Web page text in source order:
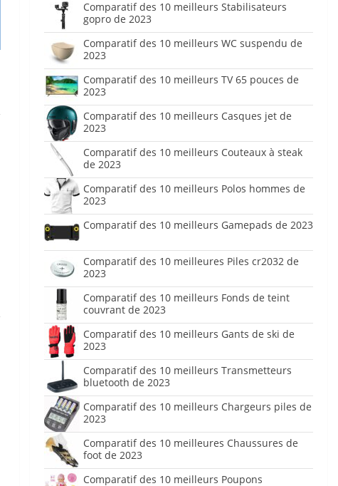
Comparatif des 10 meilleurs Stabilisateurs
gopro de 2023
Comparatif des 10 meilleurs WC suspendu de
2023
Comparatif des 10 meilleurs TV 65 pouces de
2023
Comparatif des 10 meilleurs Casques jet de
2023
Comparatif des 10 meilleurs Couteaux à steak
de 2023
Comparatif des 10 meilleurs Polos hommes de
2023
Comparatif des 10 meilleurs Gamepads de 2023
Comparatif des 10 meilleures Piles cr2032 de
2023
Comparatif des 10 meilleurs Fonds de teint
couvrant de 2023
Comparatif des 10 meilleurs Gants de ski de
2023
Comparatif des 10 meilleurs Transmetteurs
bluetooth de 2023
Comparatif des 10 meilleurs Chargeurs piles de
2023
Comparatif des 10 meilleures Chaussures de
foot de 2023
Comparatif des 10 meilleurs Poupons